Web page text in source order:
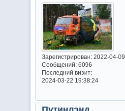
Зарегистрирован: 2022-04-09
Сообщений:6096
Последний визит:
2024-03-22 19:38:24